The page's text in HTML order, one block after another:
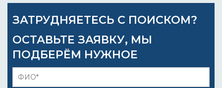
ЗАТРУДНЯЕТЕСЬ С ПОИСКОМ?
ОСТАВЬТЕ ЗАЯВКУ, МЫ
ПОДБЕРЁМ НУЖНОЕ